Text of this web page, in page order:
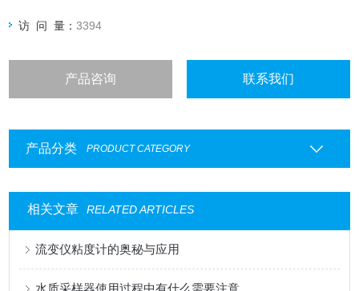
访 问 量：3394
产品咨询 联系我们
产品分类 PRODUCT CATEGORY
相关文章 RELATED ARTICLES
流变仪粘度计的奥秘与应用
水质采样器使用过程中有什么需要注意